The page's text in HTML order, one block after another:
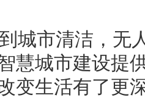
城市清洁，无
慧城市建设提
变生活有了更